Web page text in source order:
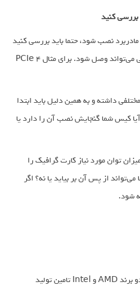
بررسی کنید
نصب شود،‌ حتما باید بررسی کنید
که کارت مورد نظر شما به چه نوع اسلاتی می‌تواند وصل شود. برای مثال PCIe 4
داشته و به همین دلیل باید ابتدا
آیا کیس شما گنجایش نصب آن را دارد یا
توان مورد نیاز کارت گرافیک را
از پس آن بر بیاید یا نه؟ اگر
شود.
در بازار را دو برند AMD و Intel تامین تولید